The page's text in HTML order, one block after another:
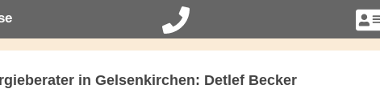
in Gelsenkirchen: Detlef Becker